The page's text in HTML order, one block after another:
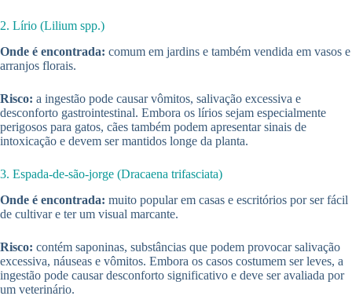
2. Lírio (Lilium spp.)
Onde é encontrada: comum em jardins e também vendida em vasos e
arranjos florais.
Risco: a ingestão pode causar vômitos, salivação excessiva e
desconforto gastrointestinal. Embora os lírios sejam especialmente
perigosos para gatos, cães também podem apresentar sinais de
intoxicação e devem ser mantidos longe da planta.
3. Espada-de-são-jorge (Dracaena trifasciata)
Onde é encontrada: muito popular em casas e escritórios por ser fácil
de cultivar e ter um visual marcante.
Risco: contém saponinas, substâncias que podem provocar salivação
excessiva, náuseas e vômitos. Embora os casos costumem ser leves, a
ingestão pode causar desconforto significativo e deve ser avaliada por
um veterinário.